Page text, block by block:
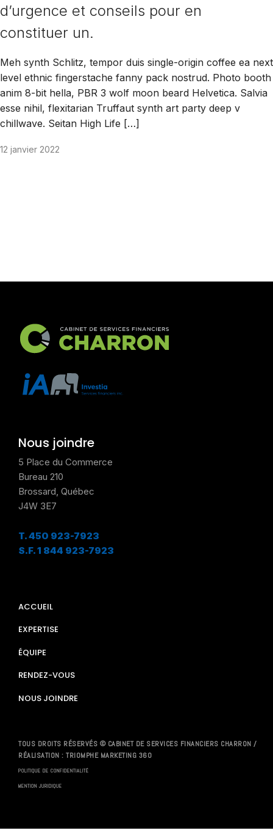
d’urgence et conseils pour en
constituer un.
Meh synth Schlitz, tempor duis single-origin coffee ea next
level ethnic fingerstache fanny pack nostrud. Photo booth
anim 8-bit hella, PBR 3 wolf moon beard Helvetica. Salvia
esse nihil, flexitarian Truffaut synth art party deep v
chillwave. Seitan High Life […]
12 janvier 2022
Nous joindre
5 Place du Commerce
Bureau 210
Brossard, Québec
J4W 3E7
T.450 923-7923
S.F.1 844 923-7923
ACCUEIL
EXPERTISE
ÉQUIPE
RENDEZ-VOUS
NOUS JOINDRE
TOUS DROITS RÉSERVÉS © CABINET DE SERVICES FINANCIERS CHARRON /
RÉALISATION : TRIOMPHE MARKETING 360
POLITIQUE DE CONFIDENTIALITÉ
MENTION JURIDIQUE